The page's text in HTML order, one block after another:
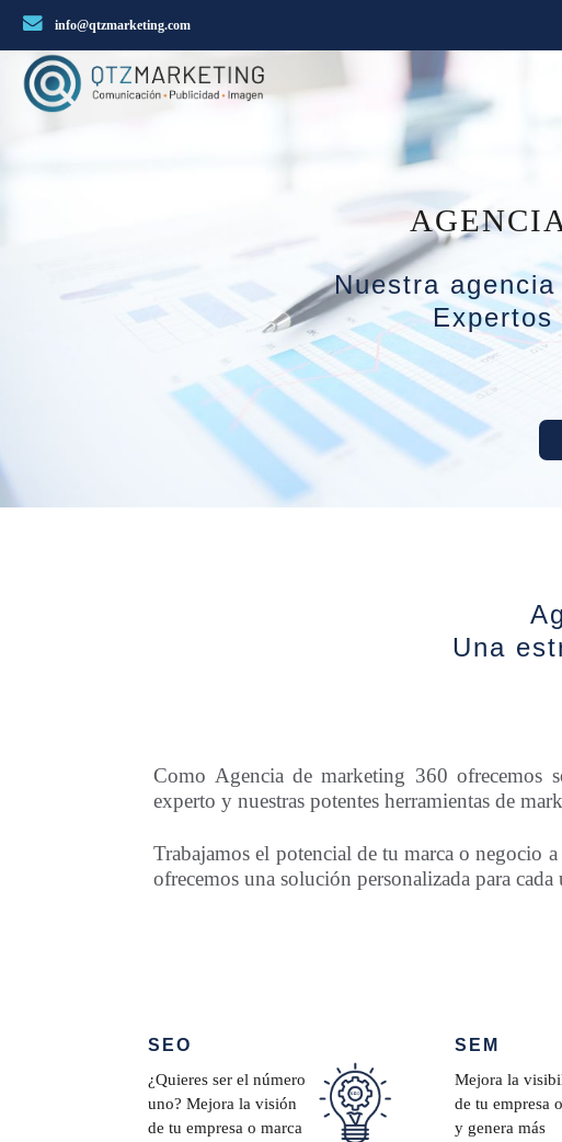
info@qtzmarketing.com
Nuestra
Una
Como Agencia de marketing 360 ofrecemos
experto y nuestras potentes herramientas de
Trabajamos el potencial de tu marca o negocio
ofrecemos una solución personalizada para
SEO
¿Quieres ser el número
uno? Mejora la visión
de tu empresa o marca
SEM
Mejora la
de tu empresa
y genera más